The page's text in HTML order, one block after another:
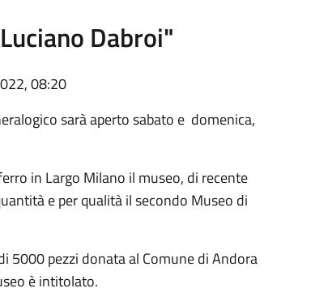
Dabroi"
08:20
sarà aperto sabato e domenica,
in Largo Milano il museo, di recente
e per qualità il secondo Museo di
5000 pezzi donata al Comune di Andora
è intitolato.